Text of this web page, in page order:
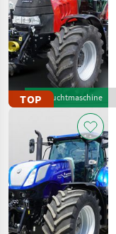
TOPGebrauchtmaschine